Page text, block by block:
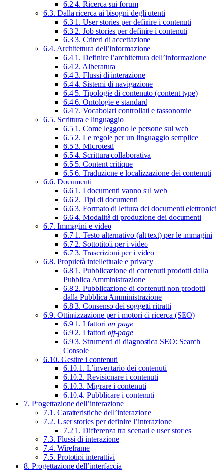
6.2.4. Ricerca sui forum
6.3. Dalla ricerca ai bisogni degli utenti
6.3.1. User stories per definire i contenuti
6.3.2. Job stories per definire i contenuti
6.3.3. Criteri di accettazione
6.4. Architettura dell’informazione
6.4.1. Definire l’architettura dell’informazione
6.4.2. Alberatura
6.4.3. Flussi di interazione
6.4.4. Sistemi di navigazione
6.4.5. Tipologie di contenuto (content type)
6.4.6. Ontologie e standard
6.4.7. Vocabolari controllati e tassonomie
6.5. Scrittura e linguaggio
6.5.1. Come leggono le persone sul web
6.5.2. Le regole per un linguaggio semplice
6.5.3. Microtesti
6.5.4. Scrittura collaborativa
6.5.5. Content critique
6.5.6. Traduzione e localizzazione dei contenuti
6.6. Documenti
6.6.1. I documenti vanno sul web
6.6.2. Tipi di documenti
6.6.3. Formato di lettura dei documenti elettronici
6.6.4. Modalità di produzione dei documenti
6.7. Immagini e video
6.7.1. Testo alternativo (alt text) per le immagini
6.7.2. Sottotitoli per i video
6.7.3. Trascrizioni per i video
6.8. Proprietà intellettuale e privacy
6.8.1. Pubblicazione di contenuti prodotti dalla
Pubblica Amministrazione
6.8.2. Pubblicazione di contenuti non prodotti
dalla Pubblica Amministrazione
6.8.3. Consenso dei soggetti ritratti
6.9. Ottimizzazione per i motori di ricerca (SEO)
6.9.1. I fattori on-page
6.9.2. I fattori off-page
6.9.3. Strumenti di diagnostica SEO: Search
Console
6.10. Gestire i contenuti
6.10.1. L’inventario dei contenuti
6.10.2. Revisionare i contenuti
6.10.3. Migrare i contenuti
6.10.4. Pubblicare i contenuti
7. Progettazione dell’interazione
7.1. Caratteristiche dell’interazione
7.2. User stories per definire l’interazione
7.2.1. Differenza tra scenari e user stories
7.3. Flussi di interazione
7.4. Wireframe
7.5. Prototipi interattivi
8. Progettazione dell’interfaccia